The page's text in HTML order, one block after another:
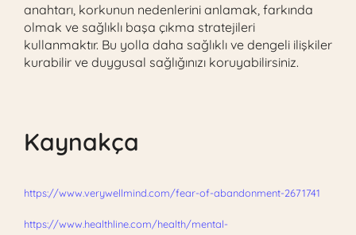
anahtarı, korkunun nedenlerini anlamak, farkında
olmak ve sağlıklı başa çıkma stratejileri
kullanmaktır. Bu yolla daha sağlıklı ve dengeli ilişkiler
kurabilir ve duygusal sağlığınızı koruyabilirsiniz.
Kaynakça
https://www.verywellmind.com/fear-of-abandonment-2671741
https://www.healthline.com/health/mental-